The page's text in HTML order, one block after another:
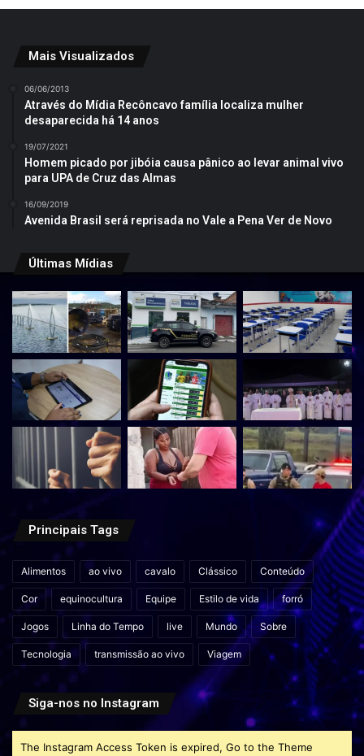
Mais Visualizados
06/06/2013
Através do Mídia Recôncavo família localiza mulher
desaparecida há 14 anos
19/07/2021
Homem picado por jibóia causa pânico ao levar animal vivo
para UPA de Cruz das Almas
16/09/2019
Avenida Brasil será reprisada no Vale a Pena Ver de Novo
Últimas Mídias
Principais Tags
Alimentos ao vivo cavalo Clássico Conteúdo
Cor equinocultura Equipe Estilo de vida forró
Jogos Linha do Tempo live Mundo Sobre
Tecnologia transmissão ao vivo Viagem
Siga-nos no Instagram
The Instagram Access Token is expired, Go to the Theme